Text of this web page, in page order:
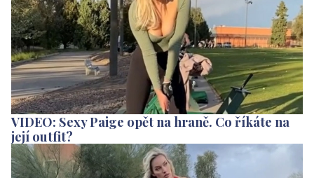
VIDEO: Sexy Paige opět na hraně. Co říkáte na
její outfit?